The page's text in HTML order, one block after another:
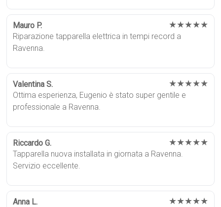
Mauro P. ★★★★★
Riparazione tapparella elettrica in tempi record a
Ravenna.
Valentina S. ★★★★★
Ottima esperienza, Eugenio è stato super gentile e
professionale a Ravenna.
Riccardo G. ★★★★★
Tapparella nuova installata in giornata a Ravenna.
Servizio eccellente.
Anna L. ★★★★★